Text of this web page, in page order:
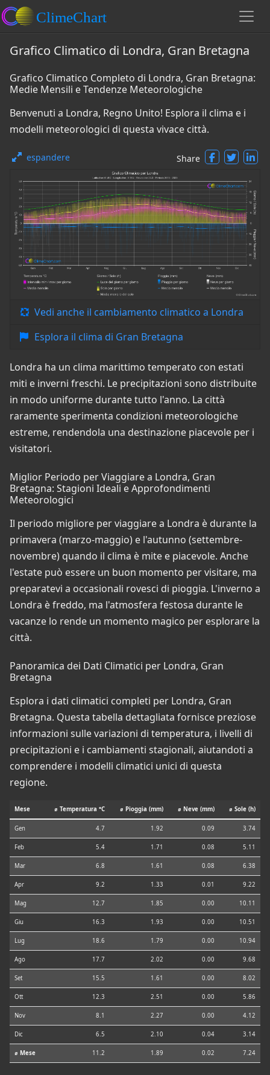
Grafico Climatico di Londra, Gran Bretagna
Grafico Climatico Completo di Londra, Gran Bretagna:
Medie Mensili e Tendenze Meteorologiche
Benvenuti a Londra, Regno Unito! Esplora il clima e i
modelli meteorologici di questa vivace città.
espandere Share
Vedi anche il cambiamento climatico a Londra
Esplora il clima di Gran Bretagna
Londra ha un clima marittimo temperato con estati
miti e inverni freschi. Le precipitazioni sono distribuite
in modo uniforme durante tutto l'anno. La città
raramente sperimenta condizioni meteorologiche
estreme, rendendola una destinazione piacevole per i
visitatori.
Miglior Periodo per Viaggiare a Londra, Gran
Bretagna: Stagioni Ideali e Approfondimenti
Meteorologici
Il periodo migliore per viaggiare a Londra è durante la
primavera (marzo-maggio) e l'autunno (settembre-
novembre) quando il clima è mite e piacevole. Anche
l'estate può essere un buon momento per visitare, ma
preparatevi a occasionali rovesci di pioggia. L'inverno a
Londra è freddo, ma l'atmosfera festosa durante le
vacanze lo rende un momento magico per esplorare la
città.
Panoramica dei Dati Climatici per Londra, Gran
Bretagna
Esplora i dati climatici completi per Londra, Gran
Bretagna. Questa tabella dettagliata fornisce preziose
informazioni sulle variazioni di temperatura, i livelli di
precipitazioni e i cambiamenti stagionali, aiutandoti a
comprendere i modelli climatici unici di questa
regione.
Mese ⌀ Temperatura °C ⌀ Pioggia (mm) ⌀ Neve (mm) ⌀ Sole (h)
Gen 4.7 1.92 0.09 3.74
Feb 5.4 1.71 0.08 5.11
Mar 6.8 1.61 0.08 6.38
Apr 9.2 1.33 0.01 9.22
Mag 12.7 1.85 0.00 10.11
Giu 16.3 1.93 0.00 10.51
Lug 18.6 1.79 0.00 10.94
Ago 17.7 2.02 0.00 9.68
Set 15.5 1.61 0.00 8.02
Ott 12.3 2.51 0.00 5.86
Nov 8.1 2.27 0.00 4.12
Dic 6.5 2.10 0.04 3.14
⌀ Mese 11.2 1.89 0.02 7.24